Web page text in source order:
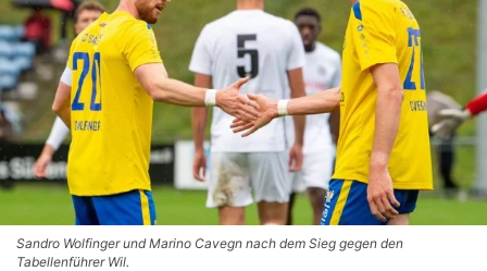
Sandro Wolfinger und Marino Cavegn nach dem Sieg gegen den
Tabellenführer Wil.